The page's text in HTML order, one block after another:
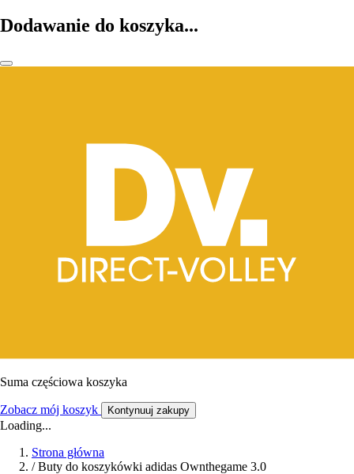
Dodawanie do koszyka...
Suma częściowa koszyka
Zobacz mój koszyk Kontynuuj zakupy
Loading...
Strona główna
/ Buty do koszykówki adidas Ownthegame 3.0